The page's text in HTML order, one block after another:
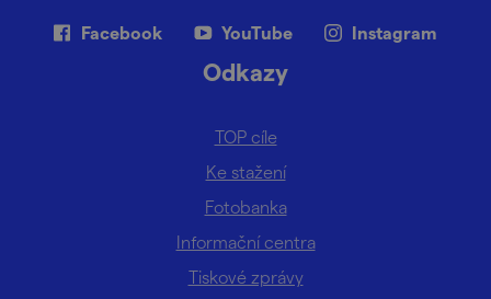
Facebook YouTube Instagram
Odkazy
TOP cíle
Ke stažení
Fotobanka
Informační centra
Tiskové zprávy